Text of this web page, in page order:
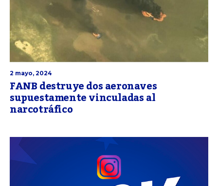
2 mayo, 2024
FANB destruye dos aeronaves
supuestamente vinculadas al
narcotráfico